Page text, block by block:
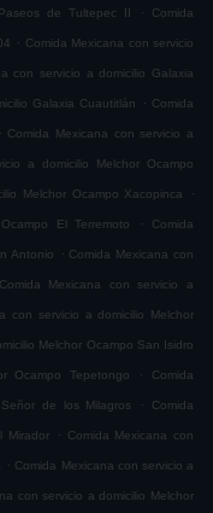
de Tultepec II . Comida
. Comida Mexicana con servicio
con servicio a domicilio Galaxia
Galaxia Cuautitlán . Comida
. Comida Mexicana con servicio a
a domicilio Melchor Ocampo
Melchor Ocampo Xacopinca .
El Terremoto . Comida
Antonio . Comida Mexicana con
Comida Mexicana con servicio a
con servicio a domicilio Melchor
Melchor Ocampo San Isidro
Ocampo Tepetongo . Comida
de los Milagros . Comida
Mirador . Comida Mexicana con
. Comida Mexicana con servicio a
con servicio a domicilio Melchor